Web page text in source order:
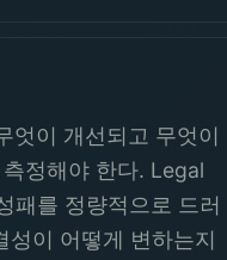
엇이 개선되고 무엇이
정해야 한다. Legal
패를 정량적으로 드러
성이 어떻게 변하는지